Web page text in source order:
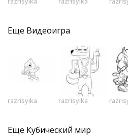
Еще Видеоигра
razrisyika razrisyika
Еще Кубический мир